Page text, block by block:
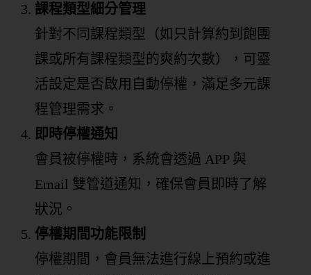
課程類型細分管理
針對不同課程類型（如只計算約到飽團
課或所有課程類型的爽約次數），可靈
活設定是否啟用自動停權，滿足多元課
程管理需求。
即時停權通知
會員被停權時，系統會透過 APP 與
Email 雙管道通知，確保會員即時了解
狀況。
停權期間功能限制
停權期間，會員無法進行線上預約或進